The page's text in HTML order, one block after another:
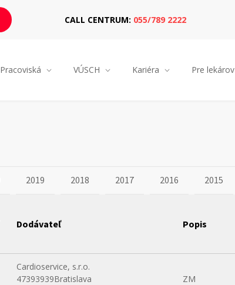
CALL CENTRUM: 055/789 2222
Pracoviská VÚSCH Kariéra Pre lekárov
2019 2018 2017 2016 2015
Dodávateľ Popis
Cardioservice, s.r.o.
47393939Bratislava
ZM